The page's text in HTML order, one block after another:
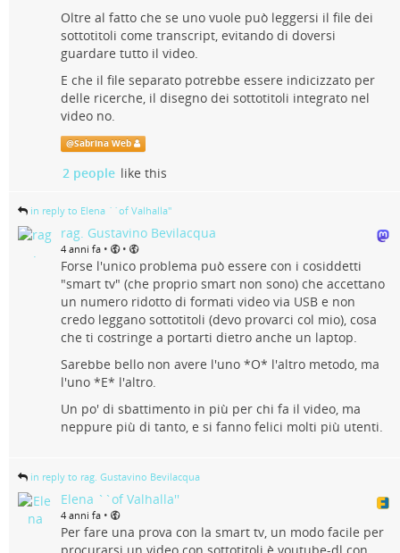
Oltre al fatto che se uno vuole può leggersi il file dei
sottotitoli come transcript, evitando di doversi
guardare tutto il video.
E che il file separato potrebbe essere indicizzato per
delle ricerche, il disegno dei sottotitoli integrato nel
video no.
@Sabrina Web
2 people like this
in reply to Elena ``of Valhalla''
rag. Gustavino Bevilacqua
4 anni fa • •
Forse l'unico problema può essere con i cosiddetti
"smart tv" (che proprio smart non sono) che accettano
un numero ridotto di formati video via USB e non
credo leggano sottotitoli (devo provarci col mio), cosa
che ti costringe a portarti dietro anche un laptop.
Sarebbe bello non avere l'uno *O* l'altro metodo, ma
l'uno *E* l'altro.
Un po' di sbattimento in più per chi fa il video, ma
neppure più di tanto, e si fanno felici molti più utenti.
in reply to rag. Gustavino Bevilacqua
Elena ``of Valhalla''
4 anni fa •
Per fare una prova con la smart tv, un modo facile per